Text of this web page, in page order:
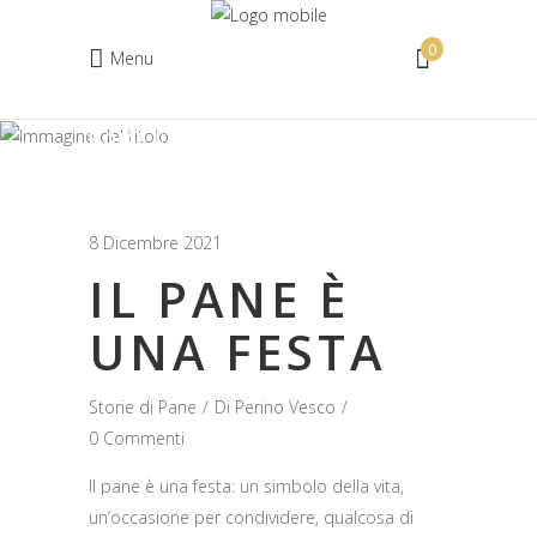
Menu 0
HOME
8 Dicembre 2021
IL PANE È
UNA FESTA
Storie di Pane Di Perino Vesco
0 Commenti
Il pane è una festa: un simbolo della vita,
un’occasione per condividere, qualcosa di